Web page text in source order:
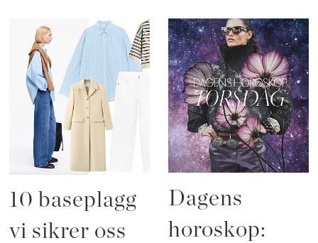
10 baseplagg
vi sikrer oss
Dagens
horoskop: